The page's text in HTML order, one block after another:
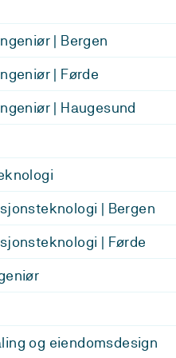
| Bergen
| Førde
| Haugesund
| Bergen
| Førde
og eiendomsdesign